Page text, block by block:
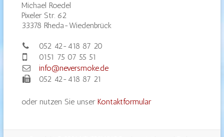
Michael Roedel
Pixeler Str. 62
33378 Rheda-Wiedenbrück
052 42-418 87 20
0151 75 07 55 51
info@neversmoke.de
052 42-418 87 21
oder nutzen Sie unserKontaktformular